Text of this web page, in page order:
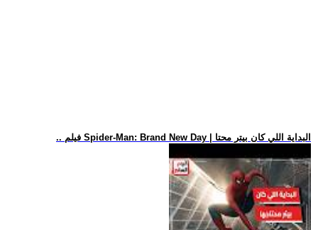
.. فيلم Spider-Man: Brand New Day | البداية اللي كان بيتر محتا